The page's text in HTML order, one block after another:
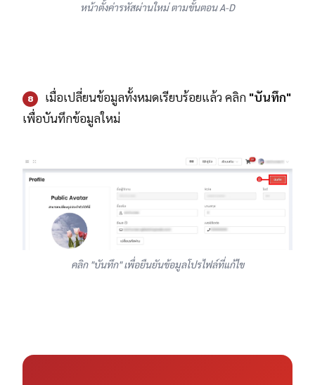
หน้าตั้งค่ารหัสผ่านใหม่ ตามขั้นตอน A-D
8 เมื่อเปลี่ยนข้อมูลทั้งหมดเรียบร้อยแล้ว คลิก "บันทึก"
เพื่อบันทึกข้อมูลใหม่
คลิก "บันทึก" เพื่อยืนยันข้อมูลโปรไฟล์ที่แก้ไข